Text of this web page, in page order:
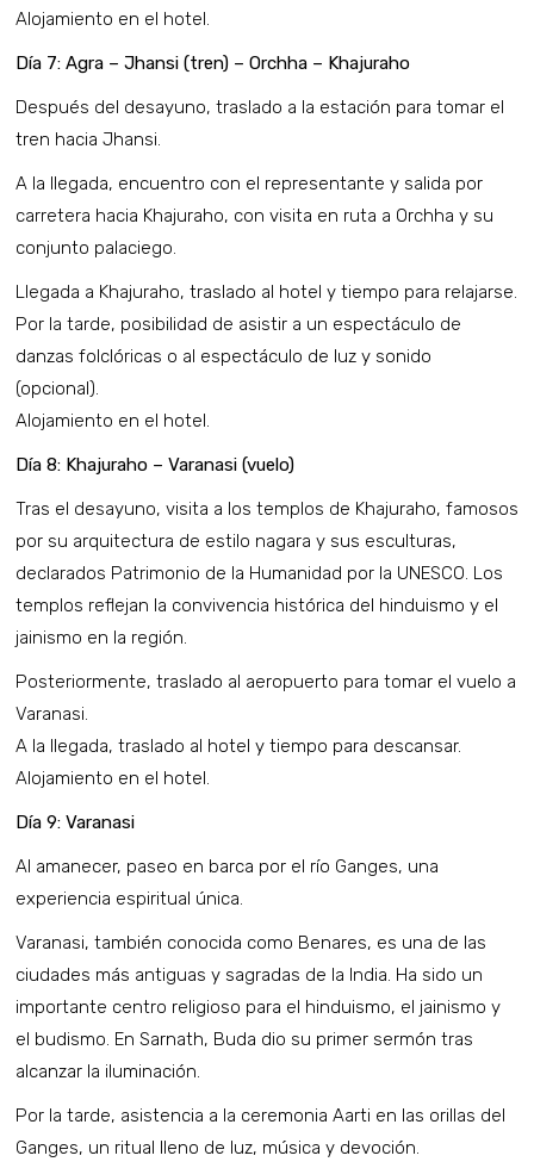
Alojamiento en el hotel.
Día 7: Agra – Jhansi (tren) – Orchha – Khajuraho
Después del desayuno, traslado a la estación para tomar el
tren hacia Jhansi.
A la llegada, encuentro con el representante y salida por
carretera hacia Khajuraho, con visita en ruta a Orchha y su
conjunto palaciego.
Llegada a Khajuraho, traslado al hotel y tiempo para relajarse.
Por la tarde, posibilidad de asistir a un espectáculo de
danzas folclóricas o al espectáculo de luz y sonido
(opcional).
Alojamiento en el hotel.
Día 8: Khajuraho – Varanasi (vuelo)
Tras el desayuno, visita a los templos de Khajuraho, famosos
por su arquitectura de estilo nagara y sus esculturas,
declarados Patrimonio de la Humanidad por la UNESCO. Los
templos reflejan la convivencia histórica del hinduismo y el
jainismo en la región.
Posteriormente, traslado al aeropuerto para tomar el vuelo a
Varanasi.
A la llegada, traslado al hotel y tiempo para descansar.
Alojamiento en el hotel.
Día 9: Varanasi
Al amanecer, paseo en barca por el río Ganges, una
experiencia espiritual única.
Varanasi, también conocida como Benares, es una de las
ciudades más antiguas y sagradas de la India. Ha sido un
importante centro religioso para el hinduismo, el jainismo y
el budismo. En Sarnath, Buda dio su primer sermón tras
alcanzar la iluminación.
Por la tarde, asistencia a la ceremonia Aarti en las orillas del
Ganges, un ritual lleno de luz, música y devoción.